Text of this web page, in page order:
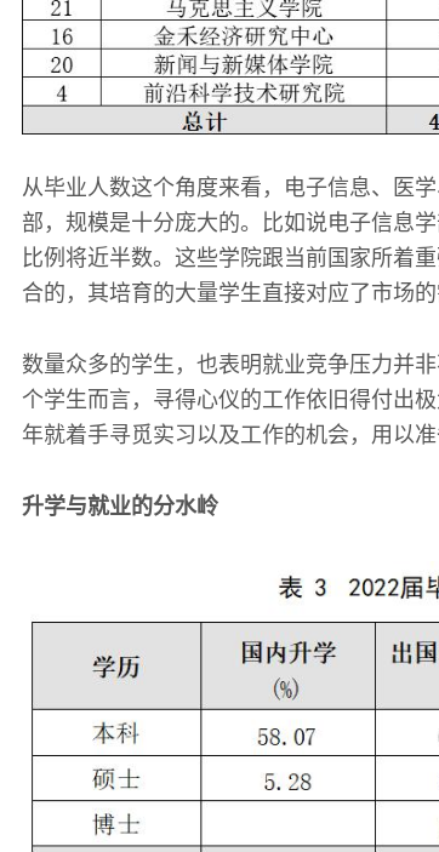
从毕业人数这个角度来看，电子信息、医
部，规模是十分庞大的。比如说电子信息
比例将近半数。这些学院跟当前国家所着
合的，其培育的大量学生直接对应了市场的
数量众多的学生，也表明就业竞争压力并
个学生而言，寻得心仪的工作依旧得付出
年就着手寻觅实习以及工作的机会，用以准
升学与就业的分水岭